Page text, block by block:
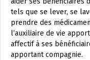
tels que se lever, se
prendre des
l’auxiliaire de vie
affectif à ses
apportant compagnie.